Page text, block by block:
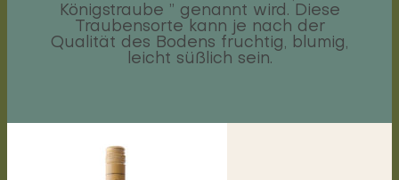
Königstraube ” genannt wird. Diese
Traubensorte kann je nach der
Qualität des Bodens fruchtig, blumig,
leicht süßlich sein.